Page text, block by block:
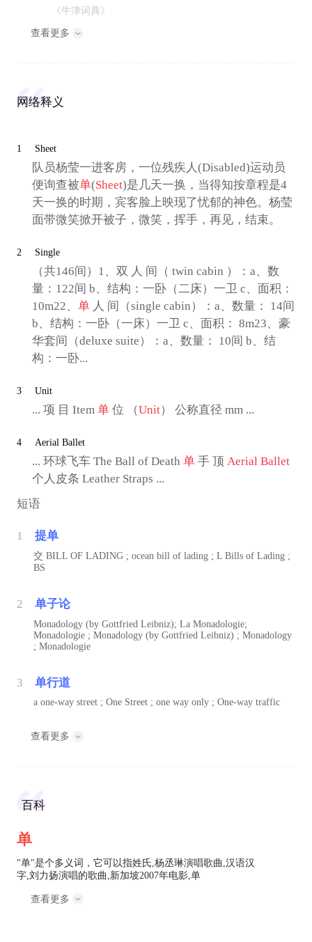
《牛津词典》
查看更多
网络释义
1 Sheet
队员杨莹一进客房，一位残疾人(Disabled)运动员
便询查被单(Sheet)是几天一换，当得知按章程是4
天一换的时期，宾客脸上映现了忧郁的神色。杨莹
面带微笑掀开被子，微笑，挥手，再见，结束。
2 Single
（共146间）1、双 人 间（ twin cabin ）：a、数
量：122间 b、结构：一卧（二床）一卫 c、面积：
10m22、 单人 间（single cabin）：a、数量： 14间
b、结构：一卧（一床）一卫 c、面积： 8m23、豪
华套间（deluxe suite）：a、数量： 10间 b、结
构：一卧...
3 Unit
... 项 目 Item 单位 （Unit） 公称直径 mm ...
4 Aerial Ballet
... 环球飞车 The Ball of Death 单手 顶 Aerial Ballet
个人皮条 Leather Straps ...
短语
1 提单
交 BILL OF LADING ; ocean bill of lading ; L Bills of Lading ;
BS
2 单子论
Monadology (by Gottfried Leibniz); La Monadologie;
Monadologie ; Monadology (by Gottfried Leibniz) ; Monadology
; Monadologie
3 单行道
a one-way street ; One Street ; one way only ; One-way traffic
查看更多
百科
单
"单"是个多义词，它可以指姓氏,杨丞琳演唱歌曲,汉语汉
字,刘力扬演唱的歌曲,新加坡2007年电影,单
查看更多